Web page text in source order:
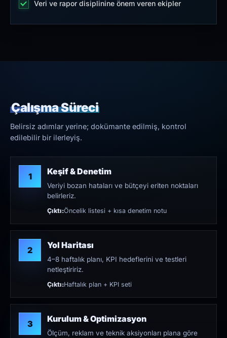
Veri ve rapor disiplinine önem veren ekipler
Çalışma Süreci
Belirsiz adımlar yerine; dokümante edilmiş, kontrol
edilebilir bir ilerleyiş.
1 Keşif & Denetim
Veriyi bozan hataları ve bütçeyi eriten noktaları
belirleriz.
Çıktı:Öncelik listesi + kısa denetim notu
2 Yol Haritası
4–8 haftalık planı, KPI hedeflerini ve testleri
netleştiririz.
Çıktı:Haftalık plan + KPI seti
3 Kurulum & Optimizasyon
Ölçüm, reklam ve teknik aksiyonları plana göre